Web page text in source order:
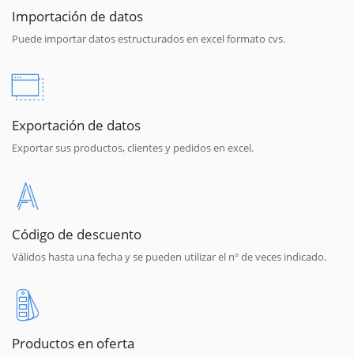
Importación de datos
Puede importar datos estructurados en excel formato cvs.
Exportación de datos
Exportar sus productos, clientes y pedidos en excel.
Código de descuento
Válidos hasta una fecha y se pueden utilizar el nº de veces indicado.
Productos en oferta